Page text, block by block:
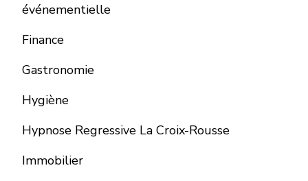
événementielle
Finance
Gastronomie
Hygiène
Hypnose Regressive La Croix-Rousse
Immobilier